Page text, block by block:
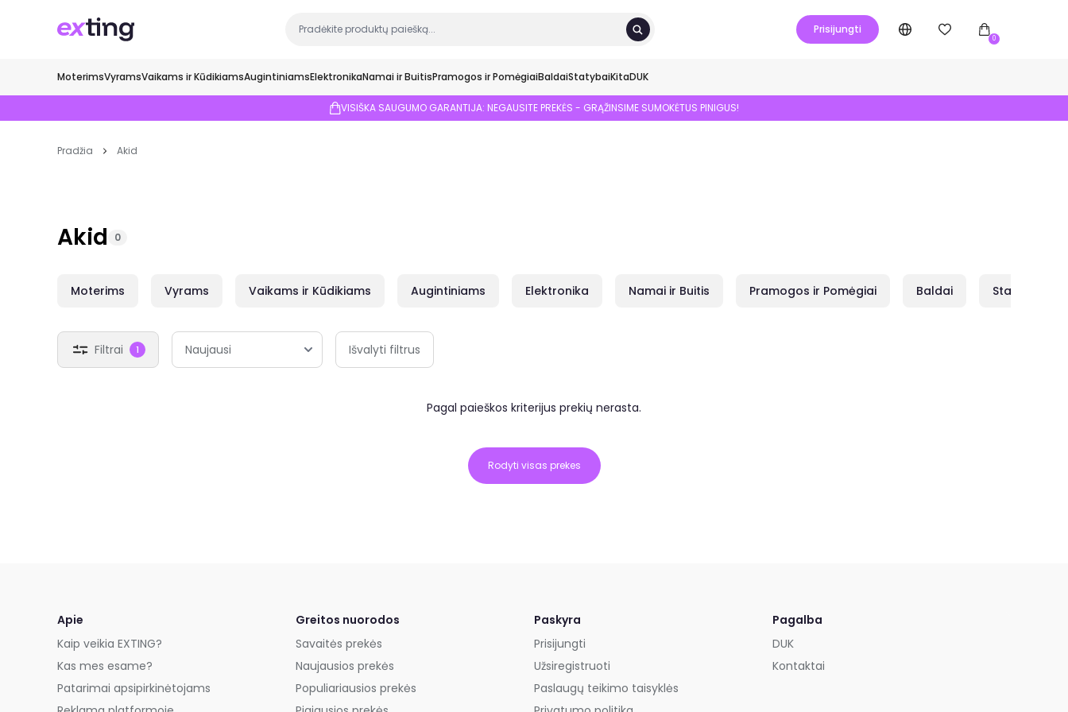
Prisijungti
0
MoterimsVyramsVaikams ir KūdikiamsAugintiniamsElektronikaNamai ir BuitisPramogos ir PomėgiaiBaldaiStatybaiKitaDUK
VISIŠKA SAUGUMO GARANTIJA: NEGAUSITE PREKĖS - GRĄŽINSIME SUMOKĖTUS PINIGUS!
Pradžia Akid
Akid 0
Moterims Vyrams Vaikams ir Kūdikiams Augintiniams Elektronika Namai ir Buitis Pramogos ir Pomėgiai Baldai Statybai
Filtrai 1 Išvalyti filtrus
Pagal paieškos kriterijus prekių nerasta.
Rodyti visas prekes
Apie
Kaip veikia EXTING?
Kas mes esame?
Patarimai apsipirkinėtojams
Greitos nuorodos
Savaitės prekės
Naujausios prekės
Populiariausios prekės
Paskyra
Prisijungti
Užsiregistruoti
Paslaugų teikimo taisyklės
Pagalba
DUK
Kontaktai